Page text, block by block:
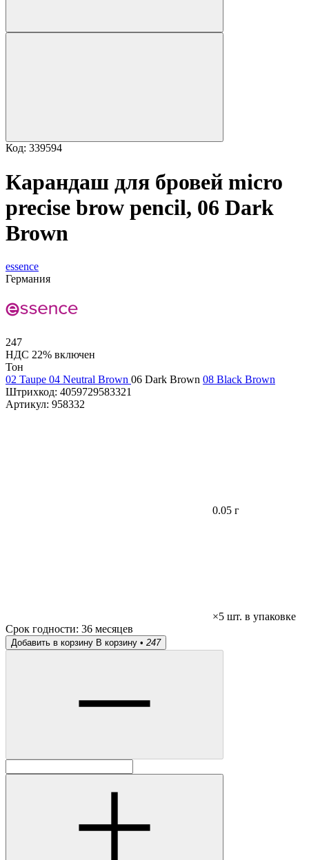
Код: 339594
Карандаш для бровей micro
precise brow pencil, 06 Dark
Brown
essence
Германия
247
НДС 22% включен
Тон
02 Taupe 04 Neutral Brown 06 Dark Brown 08 Black Brown
Штрихкод: 4059729583321
Артикул: 958332
0.05 г
×5 шт. в упаковке
Срок годности: 36 месяцев
Добавить в корзину В корзину • 247